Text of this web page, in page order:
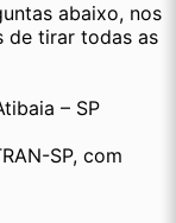
abaixo, nos
de tirar todas as
– SP
SP, com